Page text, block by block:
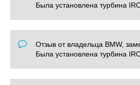
Была установлена турбина
Отзыв от владельца BMW,
Была установлена турбина